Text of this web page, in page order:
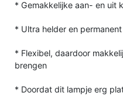
* Gemakkelijke aan- en uit
* Ultra helder en
* Flexibel, daardoor
brengen
* Doordat dit lampje erg